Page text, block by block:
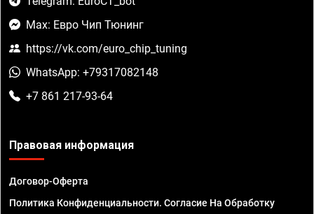
Max: Евро Чип Тюнинг
https://vk.com/euro_chip_tuning
WhatsApp: +79317082148
+7 861 217-93-64
Правовая информация
Договор-Оферта
Политика Конфиденциальности. Согласие На Обработку